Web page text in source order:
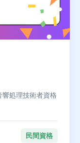
処理技術者資格
民間資格